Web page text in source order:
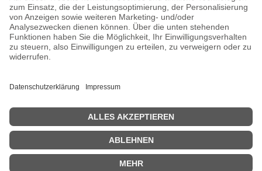
Info zu Elektro- u. Elektronikgeräten
Batterieentsorgung
Informationen zur Echtheit von Kundenbewertungen
© Copyright 2026 Wohnambiente-Shop